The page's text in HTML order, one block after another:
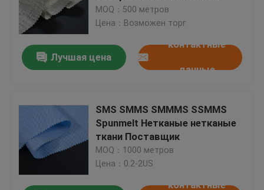
структуры и гибкости
MOQ：500 метров
Цена：Возможен торг
Лучшая цена
контактные
данные
SMS SMMS SMMMS SSMMS
Spunmelt Нетканые нетканые
ткани Поставщик
MOQ：1000 метров
Цена：0.2-2US
контактные